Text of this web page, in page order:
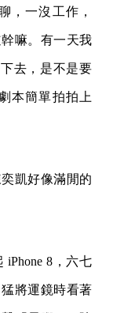
，一沒工作，
嘛。有一天我
去，是不是要
本簡單拍拍上
凱好像滿閒的
8，六七
猛將運鏡時看著